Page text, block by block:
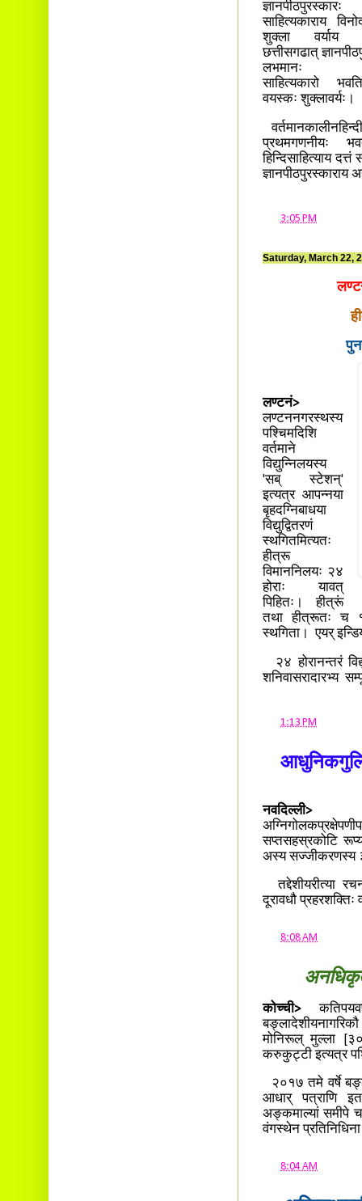
ज्ञानपीठपुरस्कारः
साहित्यकाराय
शुक्ला वर्याय
छत्तीसगढात्
लभमानः
साहित्यकारो
वयस्कः शुक्लावर्यः।
प्रथमगणनीयः
हिन्दिसाहित्याय
ज्ञानपीठपुरस्काराय
3:05 PM
Saturday, March 22,
लण्टनं>
लण्टननगरस्थस्य
पश्चिमदिशि
वर्तमाने
विद्युन्निलयस्य
'सब् स्टेशन्'
इत्यत्र आपन्नया
बृहदग्निबाधया
विद्युद्वितरणं
स्थगितमित्यतः
हीत्रू
विमाननिलयः २४
होराः यावत्
पिहितः। हीत्रूं
तथा हीत्रूतः च
स्थगिता। एयर्
२४ होरानन्तरं
शनिवासरादारभ्य
1:13 PM
नवदिल्ली>
सप्तसहस्रकोटि
अस्य
तद्देशीयरीत्या
दूरावधौ प्रहरशक्तिः
8:08 AM
कोच्ची>
मोनिरूल् मुल्ला
करुकुट्टी इत्यत्र
२०१७ तमे वर्षे
आधार् पत्राणि
अङ्कमाल्यां समीपे च
वंगस्थेन
8:04 AM